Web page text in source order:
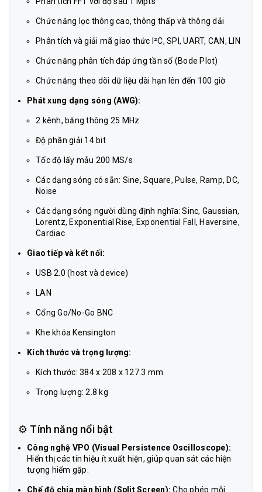
Chức năng lọc thông cao, thông thấp và thông dải
Phân tích và giải mã giao thức I²C, SPI, UART, CAN, LIN
Chức năng phân tích đáp ứng tần số (Bode Plot)
Chức năng theo dõi dữ liệu dài hạn lên đến 100 giờ
Phát xung dạng sóng (AWG):
2 kênh, băng thông 25 MHz
Độ phân giải 14 bit
Tốc độ lấy mẫu 200 MS/s
Các dạng sóng có sẵn: Sine, Square, Pulse, Ramp, DC,
Noise
Các dạng sóng người dùng định nghĩa: Sinc, Gaussian,
Lorentz, Exponential Rise, Exponential Fall, Haversine,
Cardiac
Giao tiếp và kết nối:
USB 2.0 (host và device)
LAN
Cổng Go/No-Go BNC
Khe khóa Kensington
Kích thước và trọng lượng:
Kích thước: 384 x 208 x 127.3 mm
Trọng lượng: 2.8 kg
⚙️ Tính năng nổi bật
Công nghệ VPO (Visual Persistence Oscilloscope):
Hiển thị các tín hiệu ít xuất hiện, giúp quan sát các hiện
tượng hiếm gặp.
Chế độ chia màn hình (Split Screen): Cho phép mỗi